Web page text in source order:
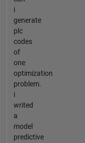
i
generate
plc
codes
of
one
optimization
problem.
i
writed
a
model
predictive